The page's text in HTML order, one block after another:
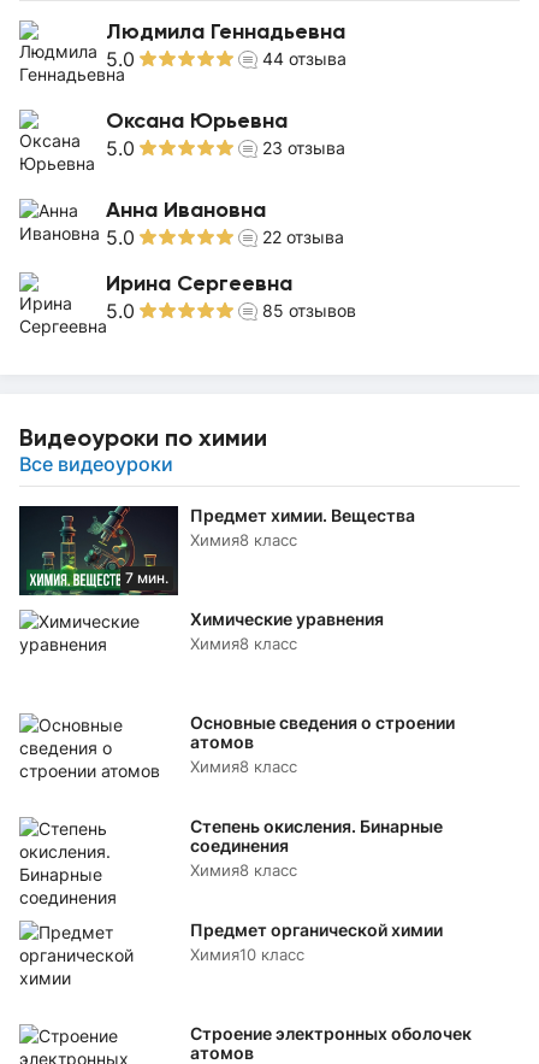
Людмила Геннадьевна
5.0 44 отзыва
Оксана Юрьевна
5.0 23 отзыва
Анна Ивановна
5.0 22 отзыва
Ирина Сергеевна
5.0 85 отзывов
Видеоуроки по химии
Все видеоуроки
7 мин.
Предмет химии. Вещества
Химия8 класс
Химические уравнения
Химия8 класс
Основные сведения о строении
атомов
Химия8 класс
Степень окисления. Бинарные
соединения
Химия8 класс
Предмет органической химии
Химия10 класс
Строение электронных оболочек
атомов